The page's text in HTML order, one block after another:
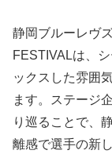
静岡ブルーレヴ
FESTIVALは、
ックスした雰囲
ます。ステージ
り巡ることで、
離感で選手の新